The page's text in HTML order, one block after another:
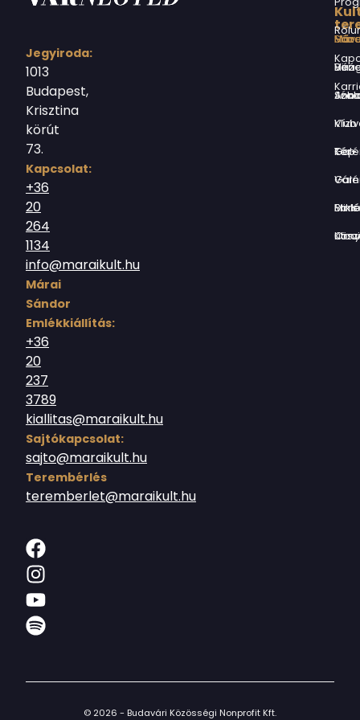
Jegyiroda:
1013
Budapest,
Krisztina
körút
73.
Kapcsolat:
+36
20
264
1134
info@maraikult.hu
Márai
Sándor
Emlékkiállítás:
+36
20
237
3789
kiallitas@maraikult.hu
Sajtókapcsolat:
sajto@maraikult.hu
Terembérlés
teremberlet@maraikult.hu
Márai Sándor Művelődési Ház
Virág Benedek Ház
Jókai Anna
Vízivárosi Klub
Tér-Kép
Várnegyed
Borsos
Országház
© 2026 - Budavári Közösségi Nonprofit Kft.